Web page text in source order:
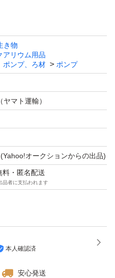
得です。ヤフオクは「ゴー
カテゴリ限定等、実施し
・価格など条件の詳細は検
しないと使えませんので
マの週末とりまフリマク
性高いです。
手順】 ①クーポン獲得す
・日にもらえます）。ヤフ
れば出てきます。 オーク
札）ボタンの下に記載され
支払手続時にクーポンを
とを確認して支払）。
）をご確認の上、入札・
事故含）時は対応後に評
き物
アリウム用品
ポンプ、ろ材
ポンプ
マト運輸）
(Yahoo!オークションからの出品)
料・匿名配送
品者に支払われます
本人確認済
安心発送